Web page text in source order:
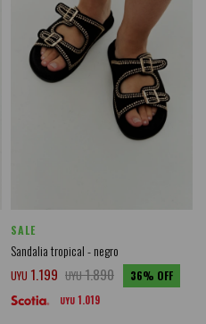
SALE
Sandalia tropical - negro
UYU 1.199 UYU1.890 36
UYU 1.019